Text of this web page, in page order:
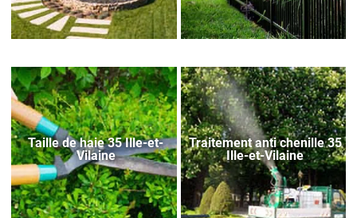
Taille de haie 35 Ille-et-
Vilaine
Traitement anti chenille 35
Ille-et-Vilaine